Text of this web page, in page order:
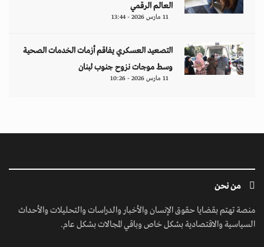
العالم الرقمي
11 مارس 2026 - 13:44
التصعيد العسكري يفاقم أزمات الخدمات الصحية
وسط موجات نزوح جنوب لبنان
11 مارس 2026 - 10:26
من نحن
منصة تهتم بقضايا حقوق الإنسان والأخبار والدراسات والتحليلات والأحداث
السياسية والاقتصادية بشكل خاص وباقي المجالات بشكل عام.